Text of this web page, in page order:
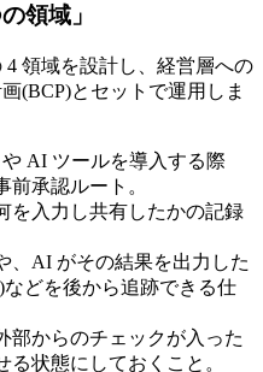
領域」
領域を設計し、経営層への
(BCP)とセットで運用しま
や AI ツールを導入する際
承認ルート。
を入力し共有したかの記録
、AI がその結果を出力した
どを後から追跡できる仕
部からのチェックが入った
状態にしておくこと。